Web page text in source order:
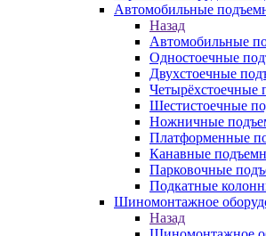
Автомобильные
Назад
Автомобильные
Одностоечные
Двухстоечные
Четырёхстоечные
Шестистоечные
Ножничные
Платформенные
Канавные
Парковочные
Подкатные
Шиномонтажное
Назад